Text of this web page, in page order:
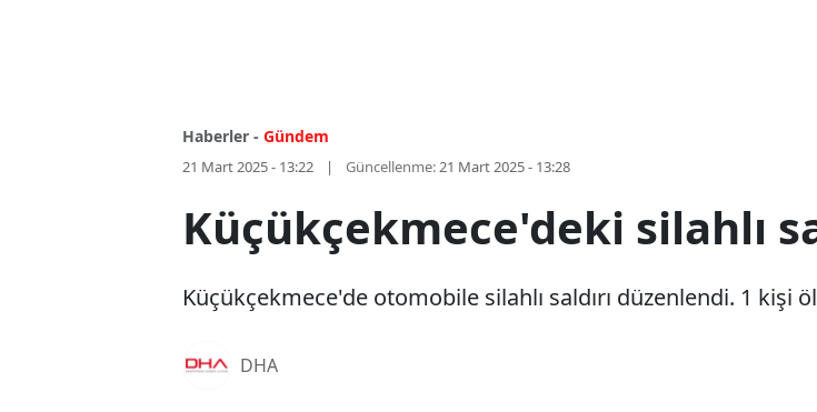
Haberler - Gündem
21 Mart 2025 - 13:22 Güncellenme:21 Mart 2025 - 13:28
Küçükçekmece'deki silahlı
Küçükçekmece'de otomobile silahlı saldırı düzenlendi. 1 kişi
DHA